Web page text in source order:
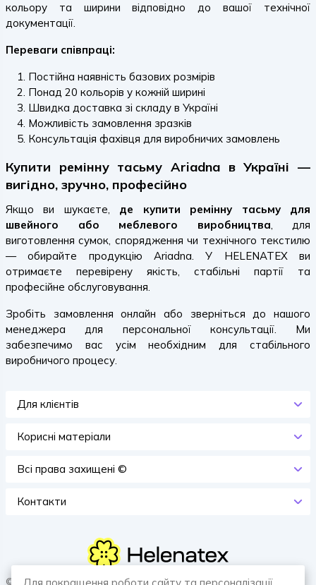
кольору та ширини відповідно до вашої технічної
документації.
Переваги співпраці:
Постійна наявність базових розмірів
Понад 20 кольорів у кожній ширині
Швидка доставка зі складу в Україні
Можливість замовлення зразків
Консультація фахівця для виробничих замовлень
Купити ремінну тасьму Ariadna в Україні —
вигідно, зручно, професійно
Якщо ви шукаєте, де купити ремінну тасьму для
швейного або меблевого виробництва, для
виготовлення сумок, спорядження чи технічного текстилю
— обирайте продукцію Ariadna. У HELENATEX ви
отримаєте перевірену якість, стабільні партії та
професійне обслуговування.
Зробіть замовлення онлайн або зверніться до нашого
менеджера для персональної консультації. Ми
забезпечимо вас усім необхідним для стабільного
виробничого процесу.
Для клієнтів
Корисні матеріали
Всi права захищенi ©
Контакти
© 2026 HELENATEX «Ґудзики, вішаки, нитки. Власне виробництво.